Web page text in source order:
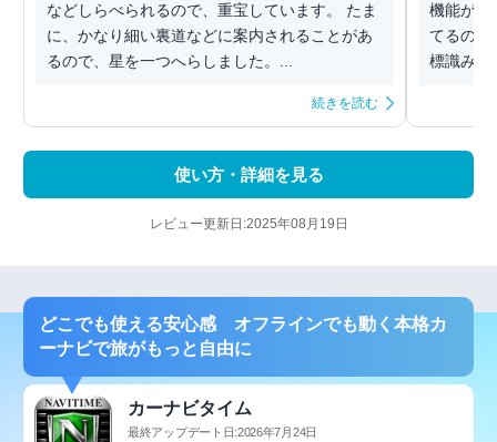
などしらべられるので、重宝しています。 たま
に、かなり細い裏道などに案内されることがあ
るので、星を一つへらしました。...
続きを読む
機能が使
てるのが
標識みた
使い方・詳細を見る
レビュー更新日:2025年08月19日
どこでも使える安心感 オフラインでも動く本格カ
ーナビで旅がもっと自由に
カーナビタイム
最終アップデート日:2026年7月24日